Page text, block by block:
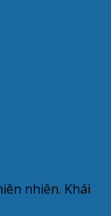
nhiên. Khái